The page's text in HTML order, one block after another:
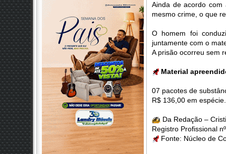
Ainda de acordo com
mesmo crime, o que
O homem foi
juntamente com o
A prisão ocorreu sem
📌 Material
07 pacotes de
R$ 136,00 em espécie.
✍️ Da Redação –
Registro Profissional
📌 Fonte: Núcleo de